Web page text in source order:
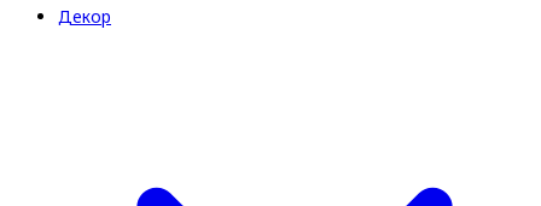
Декор